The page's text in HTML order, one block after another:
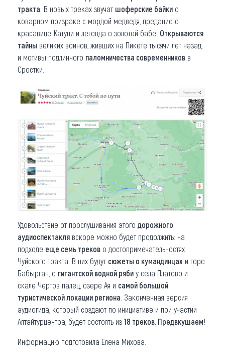
тракта . В новых треках звучат шоферские байки о
коварном призраке с мордой медведя, предание о
красавице-Катуни и легенда о золотой бабе. Открываются
тайны великих воинов, живших на Пикете тысячи лет назад,
и мотивы подлинного паломничества современников в
Сростки.
Удовольствие от прослушивания этого дорожного
аудиоспектакля вскоре можно будет продолжить: на
подходе еще семь треков о достопримечательностях
Чуйского тракта. В них будут сюжеты о кумандинцах и горе
Бабырган, о гигантской водной ряби у села Платово и
скале Чертов палец, озере Ая и самой большой
туристической локации региона . Законченная версия
аудиогида, который создают по инициативе и при участии
Алтайтурцентра, будет состоять из 18 треков. Предвкушаем!
Информацию подготовила Елена Михова.